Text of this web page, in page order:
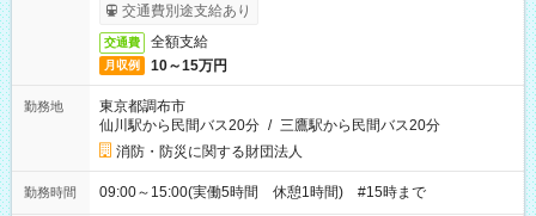
交通費別途支給あり
交通費 全額支給
月収例 10～15万円
勤務地
東京都調布市
仙川駅から民間バス20分 / 三鷹駅から民間バス20分
消防・防災に関する財団法人
勤務時間 09:00～15:00(実働5時間 休憩1時間) #15時まで